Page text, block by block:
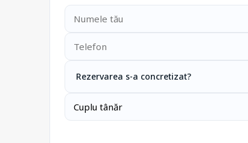
Rezervarea s-a concretizat?